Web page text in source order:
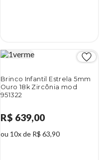
Brinco Infantil Estrela 5mm
Ouro 18k Zircônia mod
951322
R$ 639,00
ou 10x de R$ 63,90